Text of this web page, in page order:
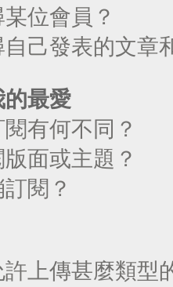
位會員？
己發表的文章
最愛
有何不同？
面或主題？
閱？
上傳甚麼類型